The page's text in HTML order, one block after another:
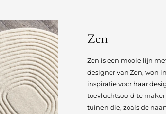
Zen
Zen is een mooie lijn
designer van Zen, won
inspiratie voor haar
toevluchtsoord te
tuinen die, zoals de